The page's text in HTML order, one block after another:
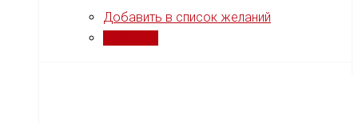
Добавить в список желаний